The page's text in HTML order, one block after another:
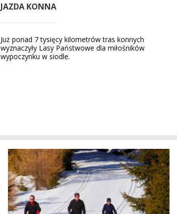
JAZDA KONNA
Już ponad 7 tysięcy kilometrów tras konnych
wyznaczyły Lasy Państwowe dla miłośników
wypoczynku w siodle.